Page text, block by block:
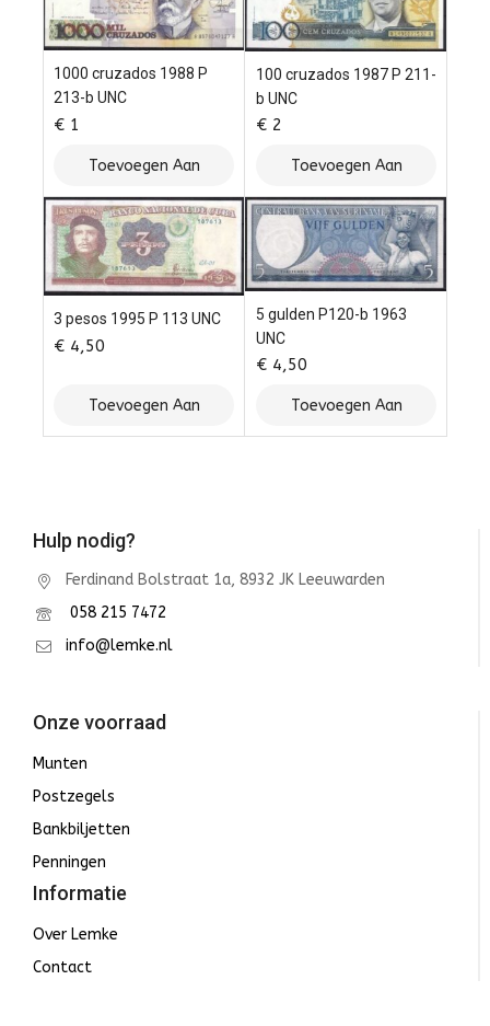
1000 cruzados 1988 P
213-b UNC
€ 1
Toevoegen Aan
Winkelwagen
100 cruzados 1987 P 211-
b UNC
€ 2
Toevoegen Aan
Winkelwagen
3 pesos 1995 P 113 UNC
€ 4,50
Toevoegen Aan
Winkelwagen
5 gulden P120-b 1963
UNC
€ 4,50
Toevoegen Aan
Winkelwagen
Hulp nodig?
Ferdinand Bolstraat 1a, 8932 JK Leeuwarden
058 215 7472
info@lemke.nl
Onze voorraad
Munten
Postzegels
Bankbiljetten
Penningen
Informatie
Over Lemke
Contact